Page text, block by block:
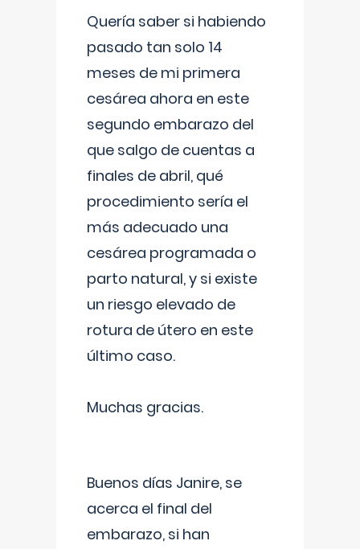
Quería saber si habiendo
pasado tan solo 14
meses de mi primera
cesárea ahora en este
segundo embarazo del
que salgo de cuentas a
finales de abril, qué
procedimiento sería el
más adecuado una
cesárea programada o
parto natural, y si existe
un riesgo elevado de
rotura de útero en este
último caso.
Muchas gracias.
Buenos días Janire, se
acerca el final del
embarazo, si han